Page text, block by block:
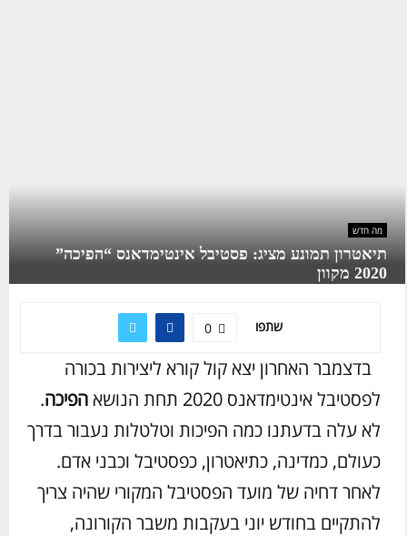
מה חדש
תיאטרון תמונע מציג: פסטיבל אינטימדאנס “הפיכה”
2020 מקוון
שתפו 0
בדצמבר האחרון יצא קול קורא ליצירות בכורה
לפסטיבל אינטימדאנס 2020 תחת הנושא
הפיכה.
לא עלה בדעתנו כמה הפיכות וטלטלות נעבור בדרך
כעולם, כמדינה, כתיאטרון, כפסטיבל וכבני אדם.
לאחר דחיה של מועד הפסטיבל המקורי שהיה צריך
להתקיים בחודש יוני בעקבות משבר הקורונה,